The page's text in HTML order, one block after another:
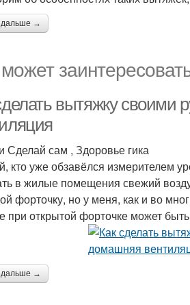
дальше →
вытяжку своими
Сделай сам , Здоровье гика
кто уже обзавёлся измерителем
в жилые помещения свежий
форточку, но у меня, как и во
при открытой форточке может
дальше →